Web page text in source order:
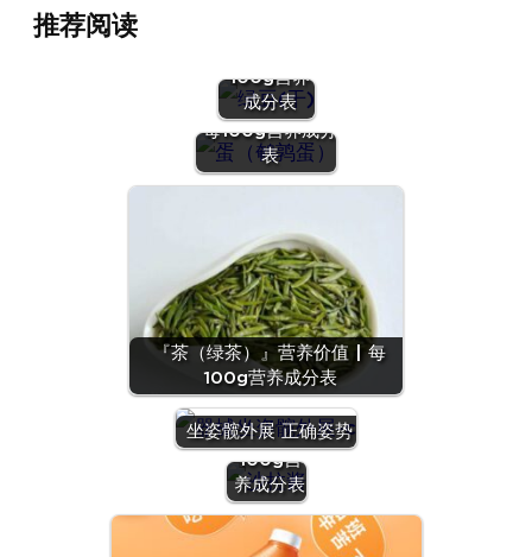
推荐阅读
100g营养
成分表
『蛋（鹌鹑
蛋）』营养价值 |
每100g营养成分
表
『茶（绿茶）』营养价值 | 每
100g营养成分表
坐姿髋外展 正确姿势
『沙拉
酱』营养
价值 | 每
100g营
养成分表